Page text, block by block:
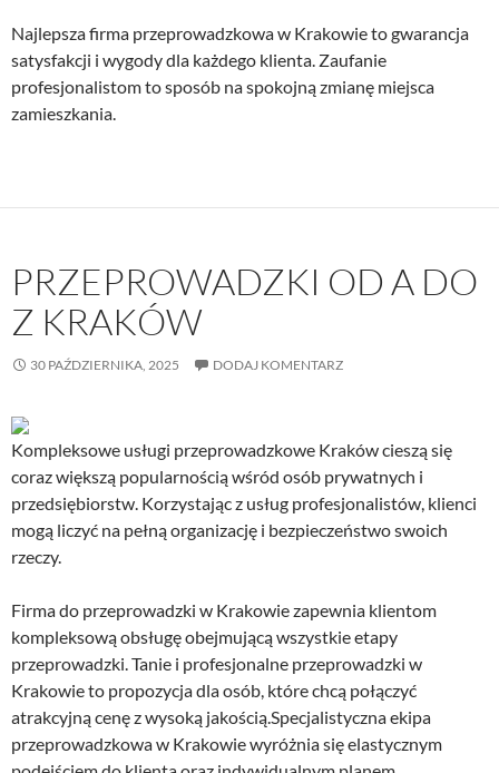
Najlepsza firma przeprowadzkowa w Krakowie to gwarancja
satysfakcji i wygody dla każdego klienta. Zaufanie
profesjonalistom to sposób na spokojną zmianę miejsca
zamieszkania.
PRZEPROWADZKI OD A DO
Z KRAKÓW
30 PAŹDZIERNIKA, 2025 DODAJ KOMENTARZ
Kompleksowe usługi przeprowadzkowe Kraków cieszą się
coraz większą popularnością wśród osób prywatnych i
przedsiębiorstw. Korzystając z usług profesjonalistów, klienci
mogą liczyć na pełną organizację i bezpieczeństwo swoich
rzeczy.
Firma do przeprowadzki w Krakowie zapewnia klientom
kompleksową obsługę obejmującą wszystkie etapy
przeprowadzki. Tanie i profesjonalne przeprowadzki w
Krakowie to propozycja dla osób, które chcą połączyć
atrakcyjną cenę z wysoką jakością.Specjalistyczna ekipa
przeprowadzkowa w Krakowie wyróżnia się elastycznym